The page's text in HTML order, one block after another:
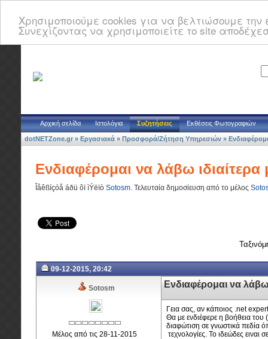
Χρησιμοποιούμε cookies για να βελτιώσουμε
Συνεχίζοντας να χρησιμοποιείτε το site
Αρχική σελίδα Ιστολόγια Συζητήσεις Εκθέσεις Φωτογραφιών
dotNETZone.gr » Εργασιακά » Προσφορά/Ζήτηση Υπηρεσιών »
Ενδιαφέρομαι να λάβω
Îåêßíçóå áðü ôï ìÝëïò Sotosm. Τελευταία δημοσίευση από το μέλος
09-12-2015, 20:42
Sotosm
Μέλος από τις 28-11-2015
Ενδιαφέρομαι να
Γεια σας, αν κάποιος .net
Θα με ενδιέφερε η βοήθεια
διαφώτιση σε γνωστικά πεδία
τεχνολογίες. Το ιδεώδες